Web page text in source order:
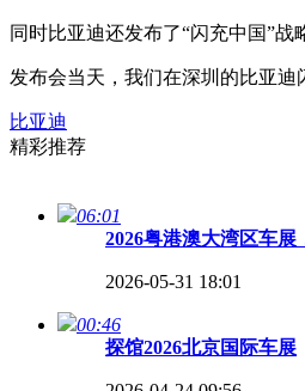
同时比亚迪还发布了“闪充中国”战
发布会当天，我们在深圳的比亚迪
比亚迪
精彩推荐
06:01
2026粤港澳大湾区车展
2026-05-31 18:01
00:46
探馆2026北京国际车展